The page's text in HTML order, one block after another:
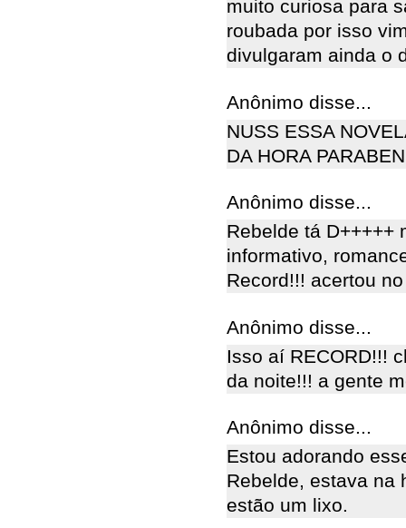
muito curiosa para
roubada por isso
divulgaram ainda o
Anônimo disse...
NUSS ESSA
DA HORA
Anônimo disse...
Rebelde tá D+++++
informativo,
Record!!! acertou
Anônimo disse...
Isso aí RECORD!!!
da noite!!! a gente
Anônimo disse...
Estou adorando
Rebelde, estava na
estão um lixo.